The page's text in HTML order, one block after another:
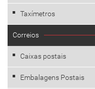
Taxímetros
Correios
Caixas postais
Embalagens Postais